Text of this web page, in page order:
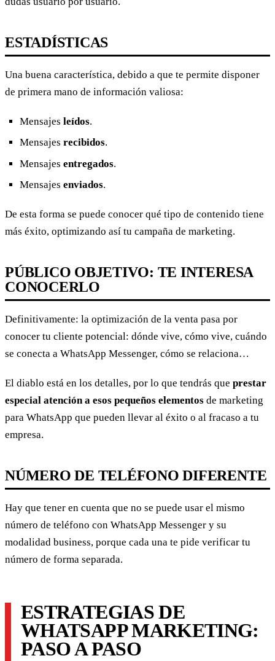
ESTADÍSTICAS
Una buena característica, debido a que te permite disponer
de primera mano de información valiosa:
Mensajes leídos.
Mensajes recibidos.
Mensajes entregados.
Mensajes enviados.
De esta forma se puede conocer qué tipo de contenido tiene
más éxito, optimizando así tu campaña de marketing.
PÚBLICO OBJETIVO: TE INTERESA
CONOCERLO
Definitivamente: la optimización de la venta pasa por
conocer tu cliente potencial: dónde vive, cómo vive, cuándo
se conecta a WhatsApp Messenger, cómo se relaciona…
El diablo está en los detalles, por lo que tendrás que prestar
especial atención a esos pequeños elementos de marketing
para WhatsApp que pueden llevar al éxito o al fracaso a tu
empresa.
NÚMERO DE TELÉFONO DIFERENTE
Hay que tener en cuenta que no se puede usar el mismo
número de teléfono con WhatsApp Messenger y su
modalidad business, porque cada una te pide verificar tu
número de forma separada.
ESTRATEGIAS DE
WHATSAPP MARKETING:
PASO A PASO